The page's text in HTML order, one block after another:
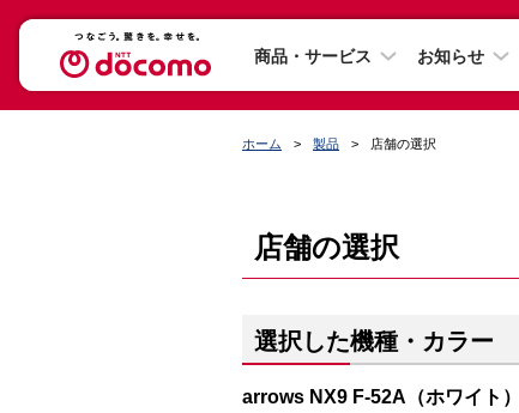
商品・サービス お知らせ
ホーム 製品 店舗の選択
店舗の選択
選択した機種・カラー
arrows NX9 F-52A（ホワイト）